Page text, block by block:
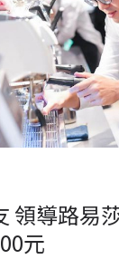
領導路易
元